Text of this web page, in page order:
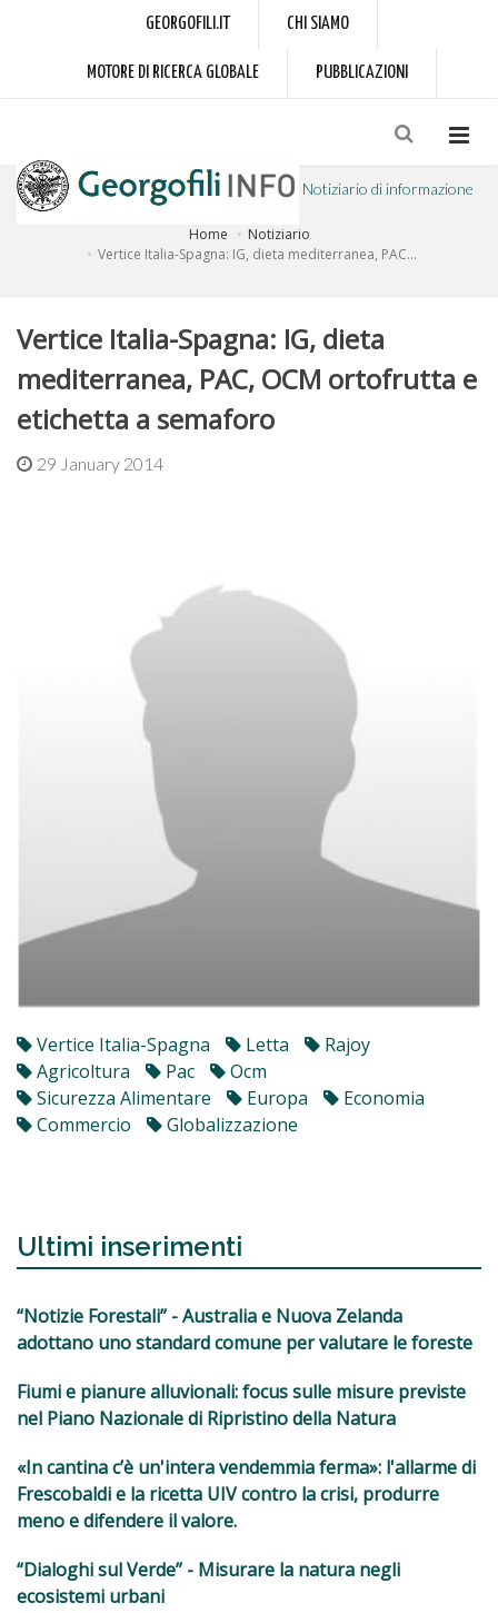
GEORGOFILI.IT CHI SIAMO
MOTORE DI RICERCA GLOBALE PUBBLICAZIONI
Notiziario di informazione
a cura dell'Accademia dei Georgofili
Home
Notiziario
Vertice Italia-Spagna: IG, dieta mediterranea, PAC...
Vertice Italia-Spagna: IG, dieta
mediterranea, PAC, OCM ortofrutta e
etichetta a semaforo
29 January 2014
Vertice Italia-Spagna Letta
Rajoy
Agricoltura
Pac
Ocm
Sicurezza Alimentare
Europa
Economia
Commercio
Globalizzazione
Ultimi inserimenti
“Notizie Forestali” - Australia e Nuova Zelanda
adottano uno standard comune per valutare le foreste
Fiumi e pianure alluvionali: focus sulle misure previste
nel Piano Nazionale di Ripristino della Natura
«In cantina c’è un'intera vendemmia ferma»: l'allarme di
Frescobaldi e la ricetta UIV contro la crisi, produrre
meno e difendere il valore.
“Dialoghi sul Verde” - Misurare la natura negli
ecosistemi urbani